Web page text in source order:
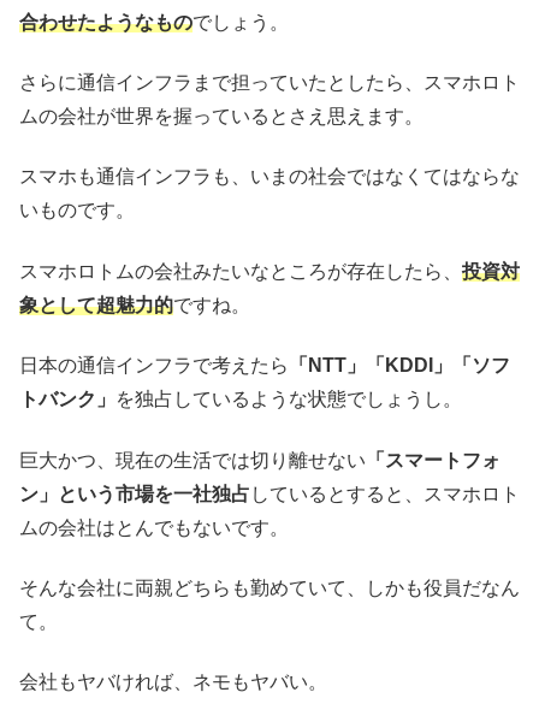
合わせたようなものでしょう。
さらに通信インフラまで担っていたとしたら、スマホロト
ムの会社が世界を握っているとさえ思えます。
スマホも通信インフラも、いまの社会ではなくてはならな
いものです。
スマホロトムの会社みたいなところが存在したら、 投資対
象として超魅力的ですね。
日本の通信インフラで考えたら
「NTT」「KDDI」「ソフ
トバンク」
を独占しているような状態でしょうし。
巨大かつ、現在の生活では切り離せない 「スマートフォ
ン」という市場を一社独占 しているとすると、スマホロト
ムの会社はとんでもないです。
そんな会社に両親どちらも勤めていて、しかも役員だなん
て。
会社もヤバければ、ネモもヤバい。